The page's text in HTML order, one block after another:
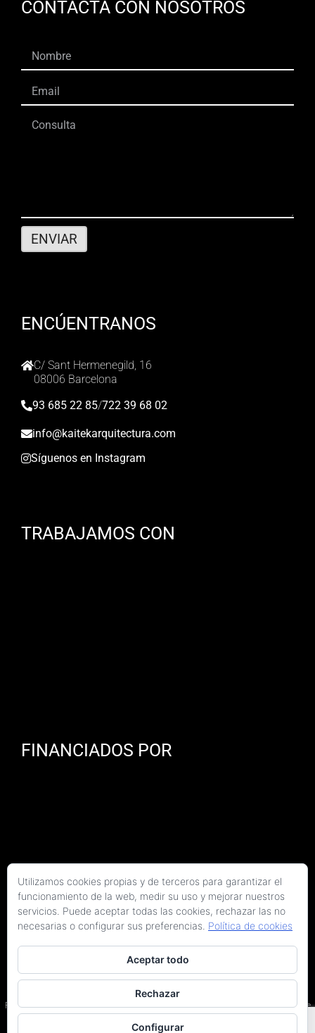
CONTACTA CON NOSOTROS
ENCÚENTRANOS
C/ Sant Hermenegild, 16
08006 Barcelona
93 685 22 85/722 39 68 02
info@kaitekarquitectura.com
Síguenos en Instagram
TRABAJAMOS CON
FINANCIADOS POR
Copyright 2026 Kaitek Servicios Tecnicos para la Construcción S.L.P. | Todos los
derechos reservados
Programa Kit Digital cofinanciado por los fondos Next Generation (EU) del Plan de
Recuperación, Transformación y Resiliencia.
Utilizamos cookies propias y de terceros para garantizar el
funcionamiento de la web, medir su uso y mejorar nuestros
servicios. Puede aceptar todas las cookies, rechazar las no
necesarias o configurar sus preferencias. Política de cookies
Aceptar todo
Rechazar
Configurar